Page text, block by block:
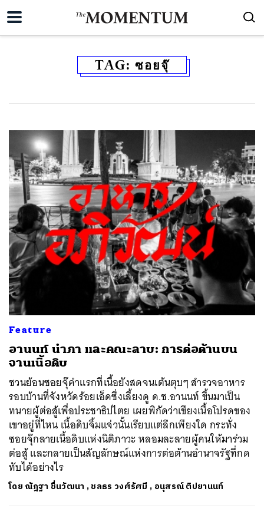
TAG: ซอยจุ๊
Feature
อานนท์ นำภา และคณะลาบ: การต่อต้านบน
จานเนื้อดิบ
ชวนย้อนซอยจุ๊คำแรกที่เนื้อยังสดจนเต้นตุบๆ สำรวจอาหาร
รอบบ้านที่จังหวัดร้อยเอ็ดซึ่งเลี้ยงดู ด.ช.อานนท์ ขึ้นมาเป็น
ทนายผู้ต่อสู้เพื่อประชาธิปไตย เผยพิกัดว่าเขียงเนื้อโปรดของ
เขาอยู่ที่ไหน เนื้อดิบจิ้มแจ่วนั้นเรียบแต่ลึกเพียงใด กระทั่ง
ซอยจุ๊กลายเนื้อดิบแห่งนิติภาวะ หลอมละลายผู้คนให้มาร่วม
ต่อสู้ และกลายเป็นสัญลักษณ์แห่งการต่อต้านอำนาจรัฐที่กด
ทับได้อย่างไร
โดย ณัฎฐา ชื่นวัฒนา ,ชลธร วงศ์รัศมี , อนุสรณ์ ติปยานนท์
ค้นหา